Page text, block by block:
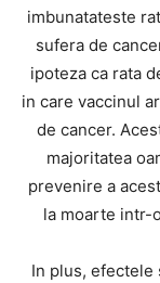
imbunatateste
sufera de
ipoteza ca rata
in care vaccinul
de cancer.
majoritatea
prevenire a
la moarte intr-
In plus, efectele